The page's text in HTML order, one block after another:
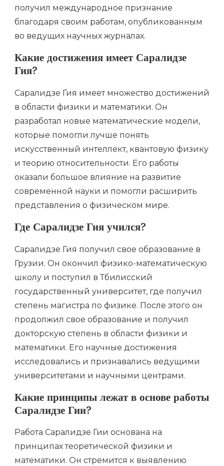
получил международное признание
благодаря своим работам, опубликованным
во ведущих научных журналах.
Какие достижения имеет Саралидзе
Гия?
Саралидзе Гия имеет множество достижений
в области физики и математики. Он
разработал новые математические модели,
которые помогли лучше понять
искусственный интеллект, квантовую физику
и теорию относительности. Его работы
оказали большое влияние на развитие
современной науки и помогли расширить
представления о физическом мире.
Где Саралидзе Гия учился?
Саралидзе Гия получил свое образование в
Грузии. Он окончил физико-математическую
школу и поступил в Тбилисский
государственный университет, где получил
степень магистра по физике. После этого он
продолжил свое образование и получил
докторскую степень в области физики и
математики. Его научные достижения
исследовались и признавались ведущими
университетами и научными центрами.
Какие принципы лежат в основе работы
Саралидзе Гии?
Работа Саралидзе Гии основана на
принципах теоретической физики и
математики. Он стремится к выявлению